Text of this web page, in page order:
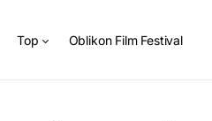
Top Oblikon Film Festival